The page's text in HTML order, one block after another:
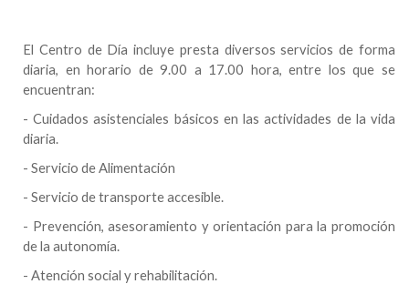
El Centro de Día incluye presta diversos servicios de forma
diaria, en horario de9.00 a 17.00 hora, entre los que se
encuentran:
- Cuidados asistenciales básicos en las actividades de la vida
diaria.
- Servicio de Alimentación
- Servicio de transporte accesible.
- Prevención, asesoramiento y orientación para la promoción
de la autonomía.
- Atención social y rehabilitación.